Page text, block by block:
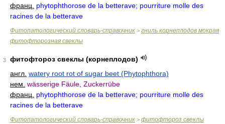
франц.
phytophthorose de la betterave; pourriture molle des
racines de la betterave
Фитопатологический словарь-справочник > гниль корнеплодов мокрая
фитофторозная свеклы
3
фитофтороз свеклы (корнеплодов)
англ. watery root rot of sugar beet (Phytophthora)
нем. wässerige Fäule, Zuckerrübe
франц.
phytophthorose de la betterave; pourriture molle des
racines de la betterave
Фитопатологический словарь-справочник > фитофтороз свеклы